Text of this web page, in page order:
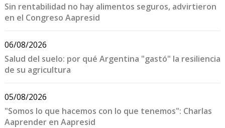
Sin rentabilidad no hay alimentos seguros, advirtieron
en el Congreso Aapresid
06/08/2026
Salud del suelo: por qué Argentina "gastó" la resiliencia
de su agricultura
05/08/2026
"Somos lo que hacemos con lo que tenemos": Charlas
Aaprender en Aapresid